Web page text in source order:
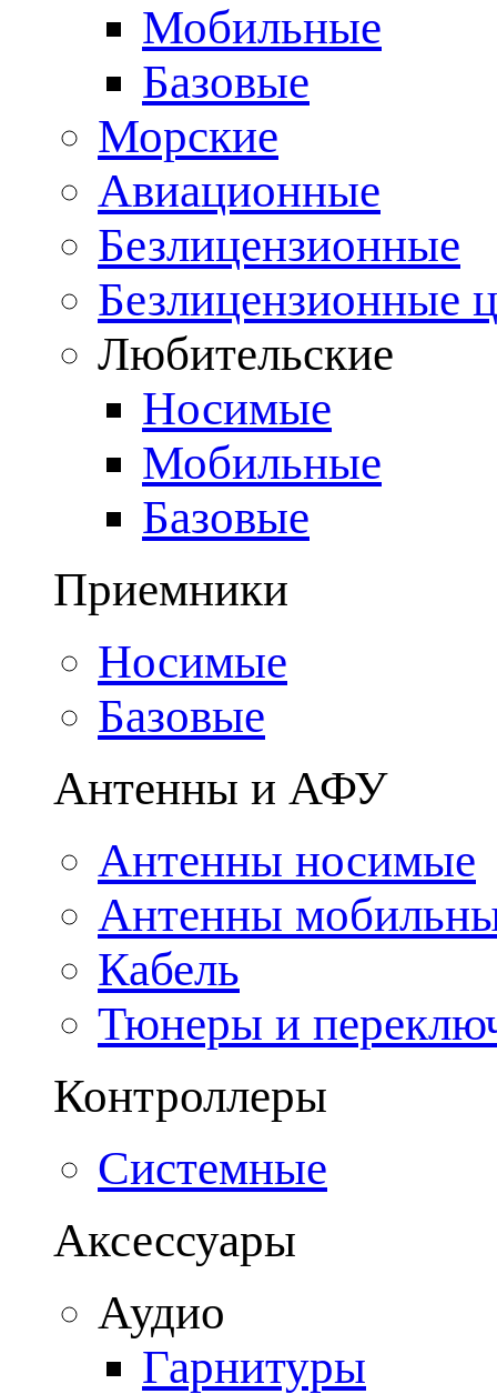
Мобильные
Базовые
Морские
Авиационные
Безлицензионные
Безлицензионные
Любительские
Носимые
Мобильные
Базовые
Приемники
Носимые
Базовые
Антенны и АФУ
Антенны носимые
Антенны
Кабель
Тюнеры и
Контроллеры
Системные
Аксессуары
Аудио
Гарнитуры